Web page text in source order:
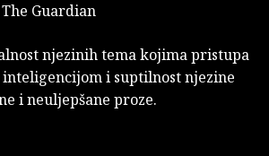
Guardian
njezinih tema kojima pristupa
inteligencijom i suptilnost njezine
i neuljepšane proze.